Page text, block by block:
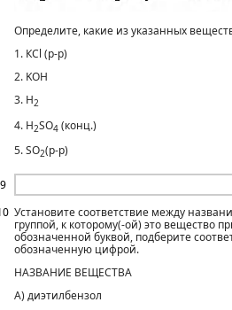
9
Определите, какие из указанных
1. КСl (р-р)
2. KOH
3. H2
4. H2SO4 (конц.)
5. SO2(p-p)
Установите соответствие между
группой, к которому(-ой) это вещество
обозначенной буквой, подберите
обозначенную цифрой.
НАЗВАНИЕ ВЕЩЕСТВА
А) диэтилбензол